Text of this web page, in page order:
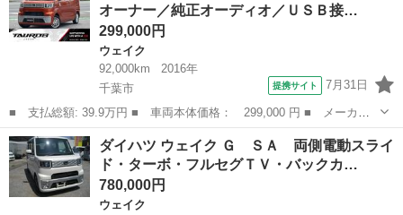
ラ 両側スラ...
オーナー／純正オーディオ／ＵＳＢ接…
299,000円
ウェイク
92,000km
2016年
千葉市
提携サイト 7月31日
■ 支払総額: 39.9万円 ■ 車両本体価格： 299,000 円 ■ メーカー
名： ダイハツ ■ 車種名： ウェイク ■ グレード名： Ｌ ユー
ザー買取車／ワンオーナー／純正オーディオ／ＵＳＢ接続／ＡＵＸ接
続／ＥＴＣ車...
千葉 千葉市 ウェイク
ダイハツ ウェイク Ｇ ＳＡ 両側電動スライ
ド・ターボ・フルセグＴＶ・バックカ…
780,000円
ウェイク